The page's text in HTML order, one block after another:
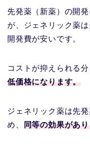
先発薬（新薬）の開
が、ジェネリック薬
開発費が安いです。
コストが抑えられる分
低価格になります。
ジェネリック薬は先
め、 同等の効果があ